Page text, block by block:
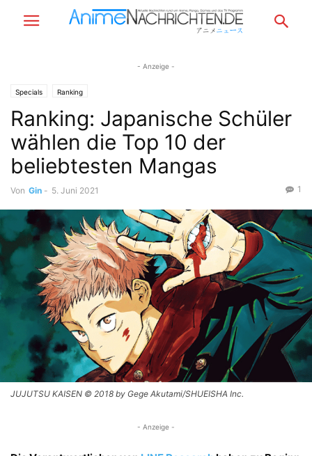
- Anzeige -
Specials Ranking
Ranking: Japanische Schüler
wählen die Top 10 der
beliebtesten Mangas
Von Gin - 5. Juni 2021 1
JUJUTSU KAISEN © 2018 by Gege Akutami/SHUEISHA Inc.
- Anzeige -